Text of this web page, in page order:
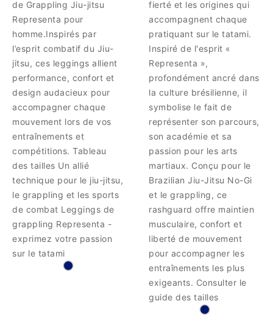
de Grappling Jiu-jitsu
Representa pour
homme.Inspirés par
l’esprit combatif du Jiu-
jitsu, ces leggings allient
performance, confort et
design audacieux pour
accompagner chaque
mouvement lors de vos
entraînements et
compétitions. Tableau
des tailles Un allié
technique pour le jiu-jitsu,
le grappling et les sports
de combat Leggings de
grappling Representa -
exprimez votre passion
sur le tatami
fierté et les origines qui
accompagnent chaque
pratiquant sur le tatami.
Inspiré de l'esprit «
Representa »,
profondément ancré dans
la culture brésilienne, il
symbolise le fait de
représenter son parcours,
son académie et sa
passion pour les arts
martiaux. Conçu pour le
Brazilian Jiu-Jitsu No-Gi
et le grappling, ce
rashguard offre maintien
musculaire, confort et
liberté de mouvement
pour accompagner les
entraînements les plus
exigeants. Consulter le
guide des tailles